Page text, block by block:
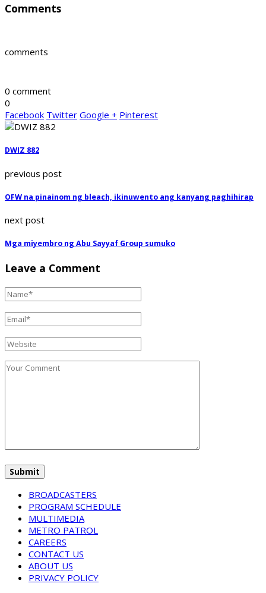
Comments
comments
0 comment
0
Facebook Twitter Google + Pinterest
DWIZ 882
previous post
OFW na pinainom ng bleach, ikinuwento ang kanyang paghihirap
next post
Mga miyembro ng Abu Sayyaf Group sumuko
Leave a Comment
BROADCASTERS
PROGRAM SCHEDULE
MULTIMEDIA
METRO PATROL
CAREERS
CONTACT US
ABOUT US
PRIVACY POLICY